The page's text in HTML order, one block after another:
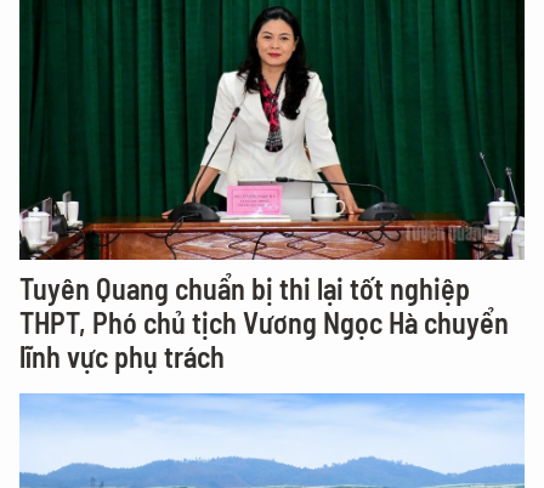
Tuyên Quang chuẩn bị thi lại tốt nghiệp
THPT, Phó chủ tịch Vương Ngọc Hà chuyển
lĩnh vực phụ trách